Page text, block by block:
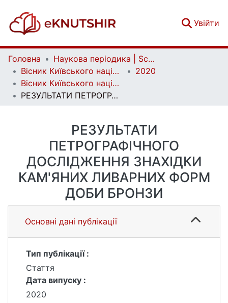
Увійти
Головна
Наукова періодика | Scientific periodicals
Вісник Київського національного університету імені Тараса Шевченка. Геологія | Visnyk of Taras Shevchenko National University of Kyiv. Geology
2020
Вісник Київського національного університету імені Тараса Шевченка. Геологія. 2(89)
РЕЗУЛЬТАТИ ПЕТРОГРАФІЧНОГО ДОСЛІДЖЕННЯ ЗНАХІДКИ КАМ'ЯНИХ ЛИВАРНИХ ФОРМ ДОБИ БРОНЗИ
РЕЗУЛЬТАТИ
ПЕТРОГРАФІЧНОГО
ДОСЛІДЖЕННЯ ЗНАХІДКИ
КАМ'ЯНИХ ЛИВАРНИХ ФОРМ
ДОБИ БРОНЗИ
Основні дані публікації
Тип публікації :
Стаття
Дата випуску :
2020